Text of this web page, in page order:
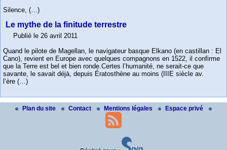
Silence, (…)
Le mythe de la finitude terrestre
Publié le 26 avril 2011
Quand le pilote de Magellan, le navigateur basque Elkano (en castillan : El
Cano), revient en Europe avec quelques compagnons en 1522, il confirme
que la Terre est bel et bien ronde.Certes l’humanité, ne serait-ce que
savante, le savait déjà, depuis Ératosthène au moins (IIIE siècle av.
l’ère (…)
Plan du site Contact Mentions légales Espace privé